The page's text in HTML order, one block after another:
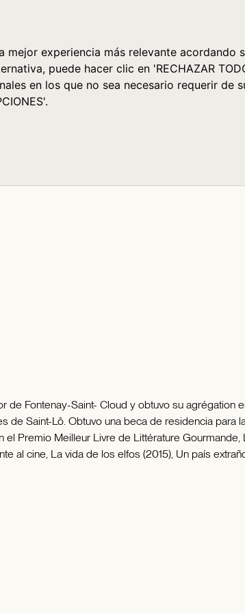
experiencia más relevante acordando
puede hacer clic en 'RECHAZAR
en los que no sea necesario requerir de
de Fontenay-Saint- Cloud y obtuvo su agrégation
Saint-Lô. Obtuvo una beca de residencia para
Premio Meilleur Livre de Littérature
al cine, La vida de los elfos (2015), Un país